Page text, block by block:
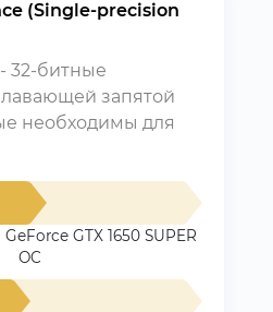
(Single-precision
32-битные
запятой
необходимы для
GTX 1650 SUPER
OC